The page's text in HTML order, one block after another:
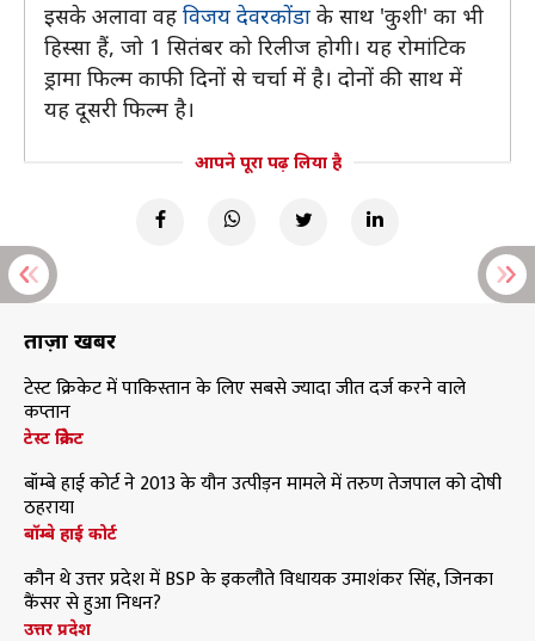
इसके अलावा वह विजय देवरकोंडा के साथ 'कुशी' का भी
हिस्सा हैं, जो 1 सितंबर को रिलीज होगी। यह रोमांटिक
ड्रामा फिल्म काफी दिनों से चर्चा में है। दोनों की साथ में
यह दूसरी फिल्म है।
आपने पूरा पढ़ लिया है
ताज़ा खबरें
टेस्ट क्रिकेट में पाकिस्तान के लिए सबसे ज्यादा जीत दर्ज करने वाले
कप्तान
टेस्ट क्रिकेट
बॉम्बे हाई कोर्ट ने 2013 के यौन उत्पीड़न मामले में तरुण तेजपाल को दोषी
ठहराया
बॉम्बे हाई कोर्ट
कौन थे उत्तर प्रदेश में BSP के इकलौते विधायक उमाशंकर सिंह, जिनका
कैंसर से हुआ निधन?
उत्तर प्रदेश